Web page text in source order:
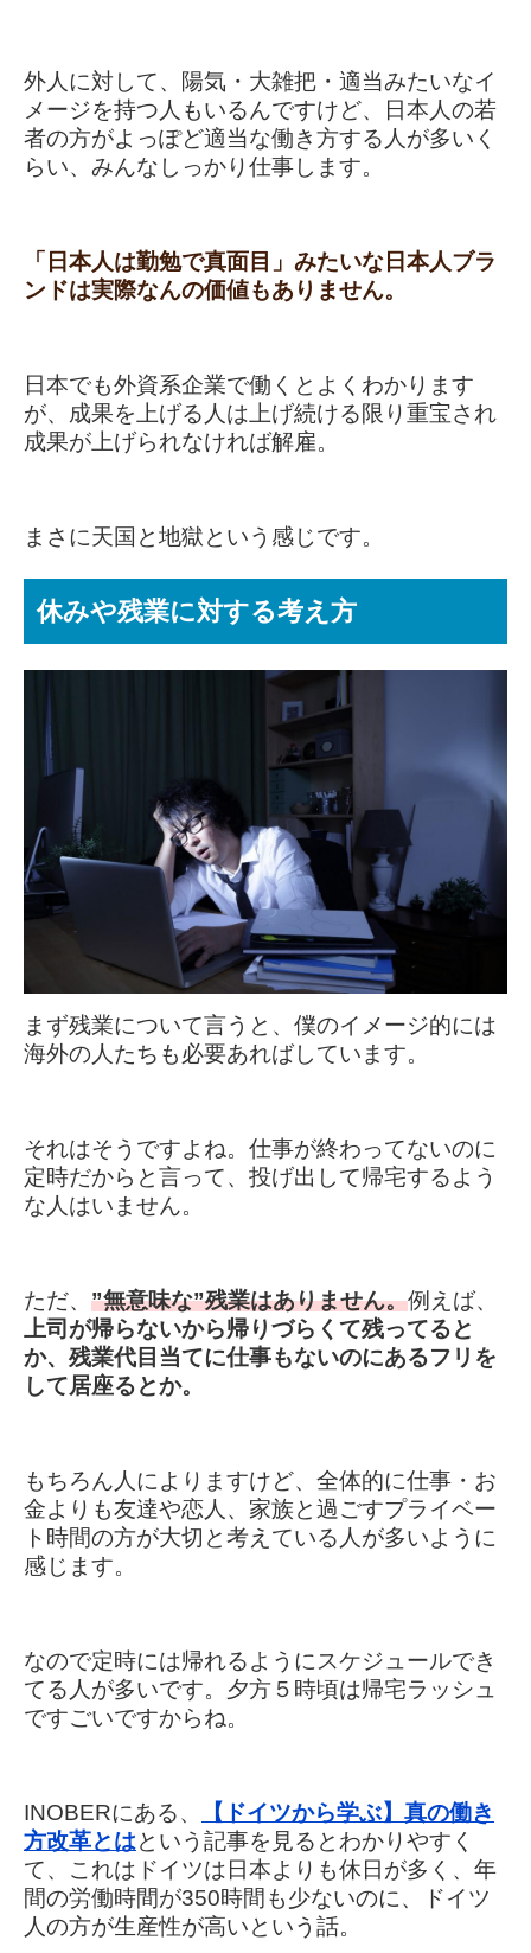
外人に対して、陽気・大雑把・適当みたいなイ
メージを持つ人もいるんですけど、
日本人の若
者の方がよっぽど適当な働き方する人が多いく
らい、みんなしっかり仕事します。
「日本人は勤勉で真面目」みたいな日本人ブラ
ンドは実際なんの価値もありません。
日本でも外資系企業で働くとよくわかります
が、
成果を上げる人は上げ続ける限り重宝され
成果が上げられなければ解雇。
まさに天国と地獄という感じです。
休みや残業に対する考え方
まず残業について言うと、僕のイメージ的には
海外の人たちも必要あればしています。
それはそうですよね。仕事が終わってないのに
定時だからと言って、投げ出して帰宅するよう
な人はいません。
ただ、 ”無意味な”残業はありません。例えば、
上司が帰らないから帰りづらくて残ってると
か、残業代目当てに仕事もないのにあるフリを
して居座る とか。
もちろん人によりますけど、全体的に仕事・お
金よりも友達や恋人、 家族と過ごすプライベー
ト時間の方が大切と考えている人が多いように
感じます。
なので定時には帰れるようにスケジュールでき
てる人が多いです。
夕方５時頃は帰宅ラッシュ
ですごいですからね。
INOBERにある、
【ドイツから学ぶ】真の働き
方改革とは という記事を見るとわかりやすく
て、
これはドイツは日本よりも休日が多く、年
間の労働時間が350時間も少ないのに、ドイツ
人の方が生産性が高いという話。